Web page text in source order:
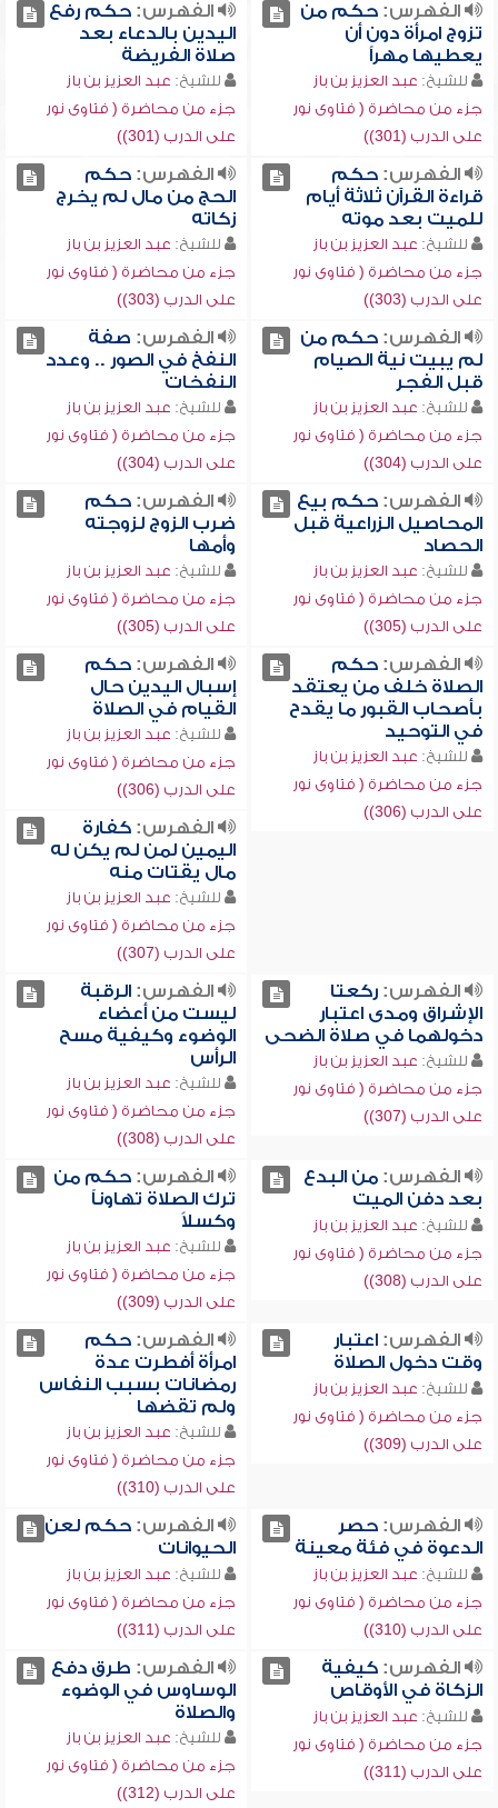
الفهرس:حكم من
تزوج امرأة دون أن
يعطيها مهراً
للشيخ: عبد العزيز بن باز
جزء من محاضرة ( فتاوى نور
على الدرب (301))
الفهرس:حكم رفع
اليدين بالدعاء بعد
صلاة الفريضة
للشيخ: عبد العزيز بن باز
جزء من محاضرة ( فتاوى نور
على الدرب (301))
الفهرس:حكم
قراءة القرآن ثلاثة أيام
للميت بعد موته
للشيخ: عبد العزيز بن باز
جزء من محاضرة ( فتاوى نور
على الدرب (303))
الفهرس:حكم
الحج من مال لم يخرج
زكاته
للشيخ: عبد العزيز بن باز
جزء من محاضرة ( فتاوى نور
على الدرب (303))
الفهرس:حكم من
لم يبيت نية الصيام
قبل الفجر
للشيخ: عبد العزيز بن باز
جزء من محاضرة ( فتاوى نور
على الدرب (304))
الفهرس: صفة
النفخ في الصور .. وعدد
النفخات
للشيخ: عبد العزيز بن باز
جزء من محاضرة ( فتاوى نور
على الدرب (304))
الفهرس:حكم بيع
المحاصيل الزراعية قبل
الحصاد
للشيخ: عبد العزيز بن باز
جزء من محاضرة ( فتاوى نور
على الدرب (305))
الفهرس:حكم
ضرب الزوج لزوجته
وأمها
للشيخ: عبد العزيز بن باز
جزء من محاضرة ( فتاوى نور
على الدرب (305))
الفهرس:حكم
الصلاة خلف من يعتقد
بأصحاب القبور ما يقدح
في التوحيد
للشيخ: عبد العزيز بن باز
جزء من محاضرة ( فتاوى نور
على الدرب (306))
الفهرس:حكم
إسبال اليدين حال
القيام في الصلاة
للشيخ: عبد العزيز بن باز
جزء من محاضرة ( فتاوى نور
على الدرب (306))
الفهرس:كفارة
اليمين لمن لم يكن له
مال يقتات منه
للشيخ: عبد العزيز بن باز
جزء من محاضرة ( فتاوى نور
على الدرب (307))
الفهرس:ركعتا
الإشراق ومدى اعتبار
دخولهما في صلاة الضحى
للشيخ: عبد العزيز بن باز
جزء من محاضرة ( فتاوى نور
على الدرب (307))
الفهرس:الرقبة
ليست من أعضاء
الوضوء وكيفية مسح
الرأس
للشيخ: عبد العزيز بن باز
جزء من محاضرة ( فتاوى نور
على الدرب (308))
الفهرس:من البدع
بعد دفن الميت
للشيخ: عبد العزيز بن باز
جزء من محاضرة ( فتاوى نور
على الدرب (308))
الفهرس:حكم من
ترك الصلاة تهاوناً
وكسلاً
للشيخ: عبد العزيز بن باز
جزء من محاضرة ( فتاوى نور
على الدرب (309))
الفهرس:اعتبار
وقت دخول الصلاة
للشيخ: عبد العزيز بن باز
جزء من محاضرة ( فتاوى نور
على الدرب (309))
الفهرس:حكم
امرأة أفطرت عدة
رمضانات بسبب النفاس
ولم تقضها
للشيخ: عبد العزيز بن باز
جزء من محاضرة ( فتاوى نور
على الدرب (310))
الفهرس:حصر
الدعوة في فئة معينة
للشيخ: عبد العزيز بن باز
جزء من محاضرة ( فتاوى نور
على الدرب (310))
الفهرس:حكم لعن
الحيوانات
للشيخ: عبد العزيز بن باز
جزء من محاضرة ( فتاوى نور
على الدرب (311))
الفهرس:كيفية
الزكاة في الأوقاص
للشيخ: عبد العزيز بن باز
جزء من محاضرة ( فتاوى نور
على الدرب (311))
الفهرس: طرق دفع
الوساوس في الوضوء
والصلاة
للشيخ: عبد العزيز بن باز
جزء من محاضرة ( فتاوى نور
على الدرب (312))